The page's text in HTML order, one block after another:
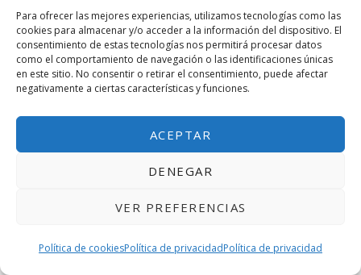
Para ofrecer las mejores experiencias, utilizamos tecnologías como las
cookies para almacenar y/o acceder a la información del dispositivo. El
consentimiento de estas tecnologías nos permitirá procesar datos
como el comportamiento de navegación o las identificaciones únicas
en este sitio. No consentir o retirar el consentimiento, puede afectar
negativamente a ciertas características y funciones.
ACEPTAR
DENEGAR
VER PREFERENCIAS
Política de cookiesPolítica de privacidadPolítica de privacidad
vertical suelen dar una sensación de
altura extra, perfecto si quieres parecer
ligeramente más alto (no todo el mundo
este estilo les da esa impresión del que
Fíjate en este ejemplo de camisa a rayas: